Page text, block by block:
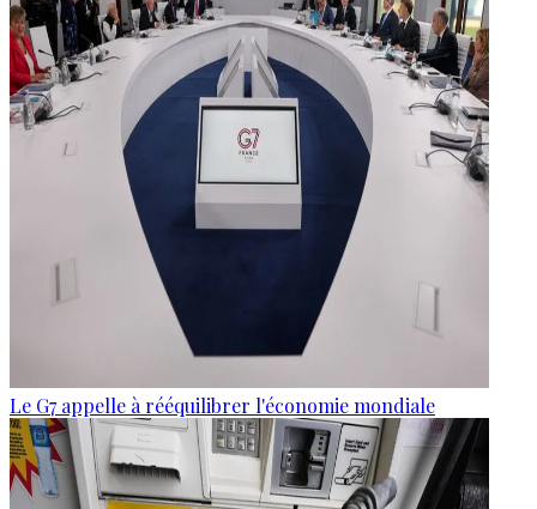
Le G7 appelle à rééquilibrer l'économie mondiale